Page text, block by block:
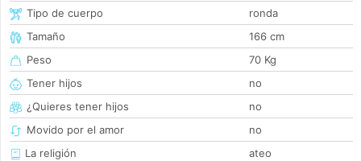
Tipo de cuerpo
ronda
Tamaño
166 cm
Peso
70 Kg
Tener hijos
no
¿Quieres tener hijos
no
Movido por el amor
no
La religión
ateo